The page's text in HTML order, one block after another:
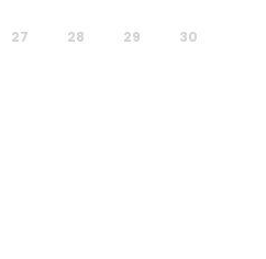
27 28 29 30